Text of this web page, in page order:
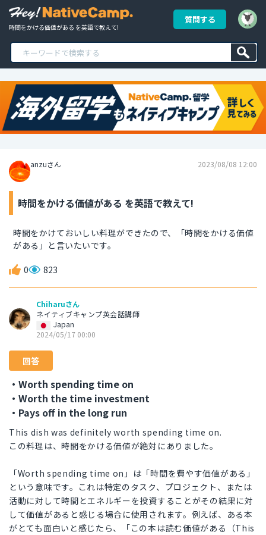
時間をかける価値がある を英語で教えて!
質問する
anzuさん 2023/08/08 12:00
時間をかける価値がある を英語で教えて!
時間をかけておいしい料理ができたので、「時間をかける価値
がある」と言いたいです。
0 823
Chiharuさん
ネイティブキャンプ英会話講師
Japan
2024/05/17 00:00
回答
・Worth spending time on
・Worth the time investment
・Pays off in the long run
This dish was definitely worth spending time on.
この料理は、時間をかける価値が絶対にありました。
「Worth spending time on」は「時間を費やす価値がある」
という意味です。これは特定のタスク、プロジェクト、または
活動に対して時間とエネルギーを投資することがその結果に対
して価値があると感じる場合に使用されます。例えば、ある本
がとても面白いと感じたら、「この本は読む価値がある（This